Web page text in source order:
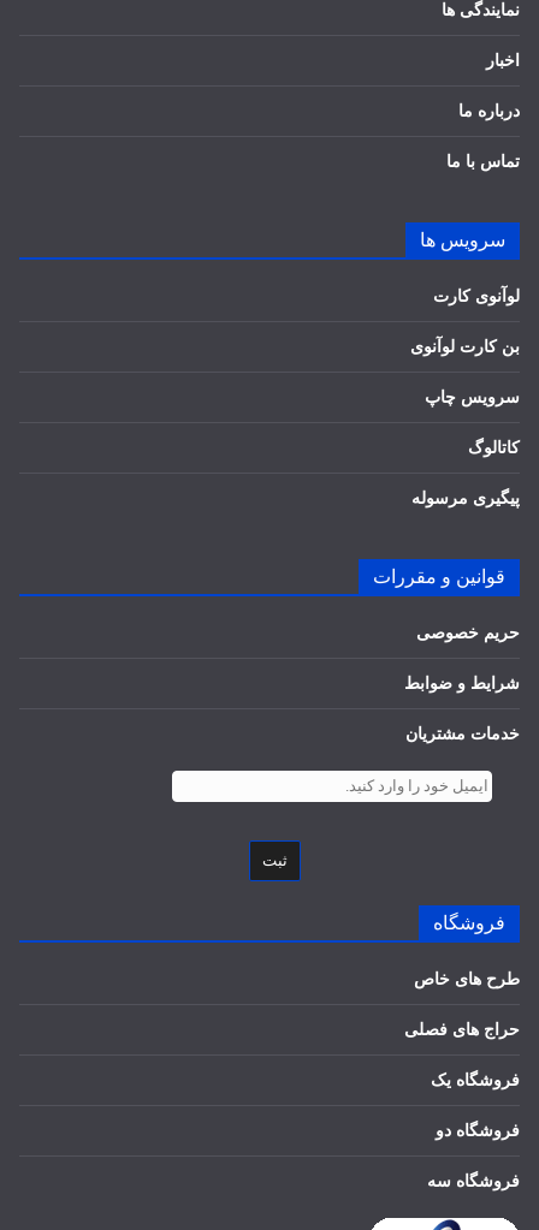
نمایندگی ها
اخبار
درباره ما
تماس با ما
سرویس ها
لوآنوی کارت
بن کارت لوآنوی
سرویس چاپ
کاتالوگ
پیگیری مرسوله
قوانین و مقررات
حریم خصوصی
شرایط و ضوابط
خدمات مشتریان
ثبت
فروشگاه
طرح های خاص
حراج های فصلی
فروشگاه یک
فروشگاه دو
فروشگاه سه